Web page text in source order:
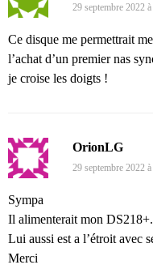
29 septembre 2022
Ce disque me permettrait
l’achat d’un premier nas
je croise les doigts !
OrionLG
29 septembre 2022
Sympa
Il alimenterait mon DS218+.
Lui aussi est a l’étroit
Merci